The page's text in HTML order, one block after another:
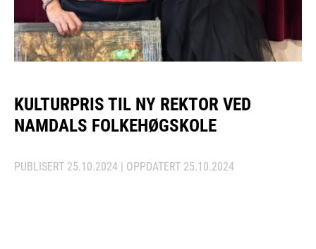
KULTURPRIS TIL NY REKTOR VED
NAMDALS FOLKEHØGSKOLE
PUBLISERT 25.10.2024 | OPPDATERT 25.10.2024